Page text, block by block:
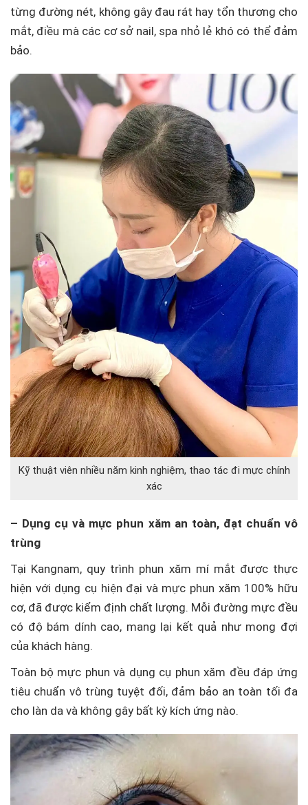
từng đường nét, không gây đau rát hay tổn thương cho
mắt, điều mà các cơ sở nail, spa nhỏ lẻ khó có thể đảm
bảo.
Kỹ thuật viên nhiều năm kinh nghiệm, thao tác đi mực chính
xác
– Dụng cụ và mực phun xăm an toàn, đạt chuẩn vô
trùng
Tại Kangnam, quy trình phun xăm mí mắt được thực
hiện với dụng cụ hiện đại và mực phun xăm 100% hữu
cơ, đã được kiểm định chất lượng. Mỗi đường mực đều
có độ bám dính cao, mang lại kết quả như mong đợi
của khách hàng.
Toàn bộ mực phun và dụng cụ phun xăm đều đáp ứng
tiêu chuẩn vô trùng tuyệt đối, đảm bảo an toàn tối đa
cho làn da và không gây bất kỳ kích ứng nào.